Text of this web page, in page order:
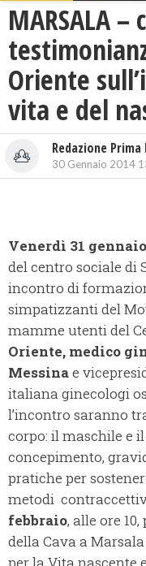
MARSALA
Oriente
vita e del
Redazione Prima
30 Gennaio 2014
Venerdì 31
del centro sociale di
incontro di
simpatizzanti del
mamme utenti del
Oriente, medico
Messinae
italiana ginecologi
l’incontro saranno
corpo: il maschile e
concepimento,
pratiche per
metodi
febbraio, alle ore
della Cava a